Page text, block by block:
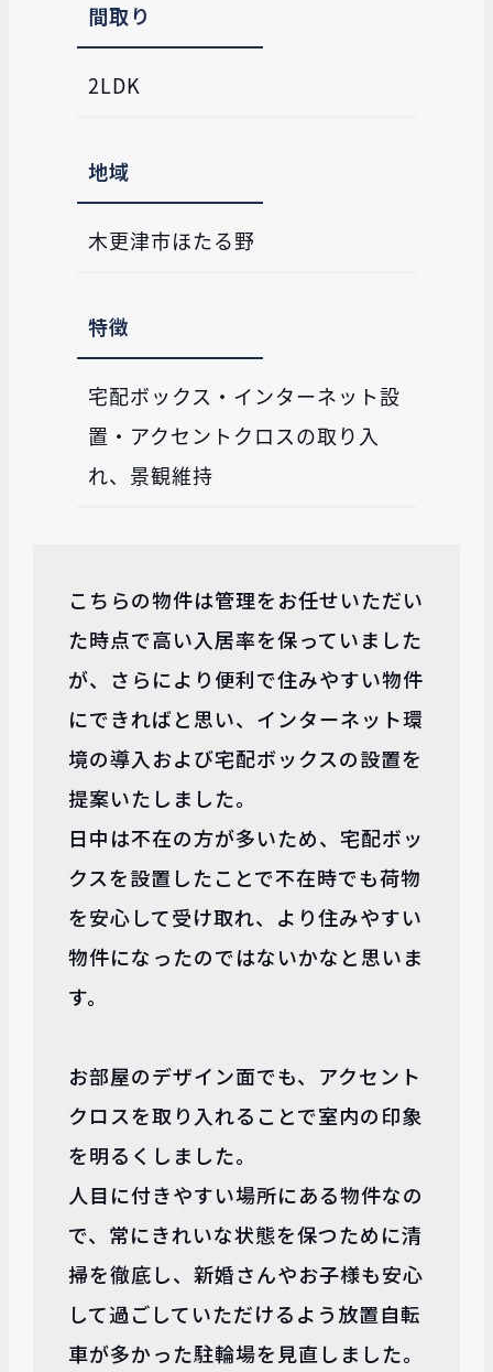
間取り
2LDK
地域
木更津市ほたる野
特徴
宅配ボックス・インターネット設
置・アクセントクロスの取り入
れ、景観維持
こちらの物件は管理をお任せいただい
た時点で高い入居率を保っていました
が、さらにより便利で住みやすい物件
にできればと思い、インターネット環
境の導入および宅配ボックスの設置を
提案いたしました。
日中は不在の方が多いため、宅配ボッ
クスを設置したことで不在時でも荷物
を安心して受け取れ、より住みやすい
物件になったのではないかなと思いま
す。
お部屋のデザイン面でも、アクセント
クロスを取り入れることで室内の印象
を明るくしました。
人目に付きやすい場所にある物件なの
で、常にきれいな状態を保つために清
掃を徹底し、新婚さんやお子様も安心
して過ごしていただけるよう放置自転
車が多かった駐輪場を見直しました。